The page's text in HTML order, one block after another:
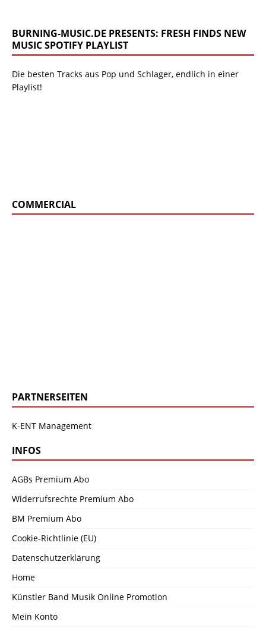
BURNING-MUSIC.DE PRESENTS: FRESH FINDS NEW
MUSIC SPOTIFY PLAYLIST
Die besten Tracks aus Pop und Schlager, endlich in einer
Playlist!
COMMERCIAL
PARTNERSEITEN
K-ENT Management
INFOS
AGBs Premium Abo
Widerrufsrechte Premium Abo
BM Premium Abo
Cookie-Richtlinie (EU)
Datenschutzerklärung
Home
Künstler Band Musik Online Promotion
Mein Konto